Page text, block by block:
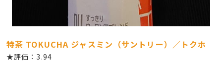
特茶 TOKUCHA ジャスミン（サントリー）／トクホ
★評価：3.94